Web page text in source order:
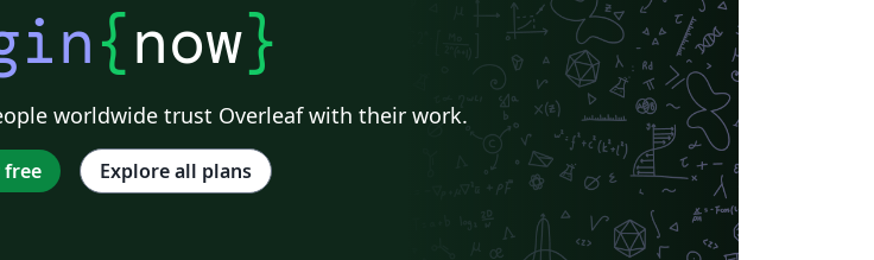
{now}
worldwide trust Overleaf with their work.
free Explore all plans